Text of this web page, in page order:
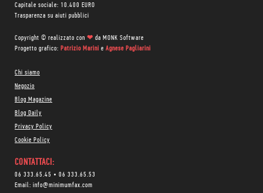
Capitale sociale: 10.400 EURO
Trasparenza su aiuti pubblici
Copyright © realizzato con ❤ da MONK Software
Progetto grafico: Patrizio Marini e Agnese Pagliarini
Chi siamo
Negozio
Blog Magazine
Blog Daily
Privacy Policy
Cookie Policy
CONTATTACI:
06 333.65.45 • 06 333.65.53
Email: info@minimumfax.com